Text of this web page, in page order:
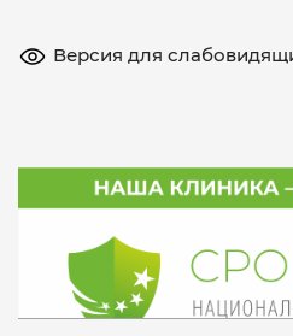
Версия для